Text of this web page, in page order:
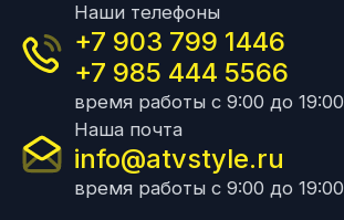
Наши телефоны
+7 903 799 1446
+7 985 444 5566
время работы с 9:00 до 19:00
Наша почта
info@atvstyle.ru
время работы с 9:00 до 19:00